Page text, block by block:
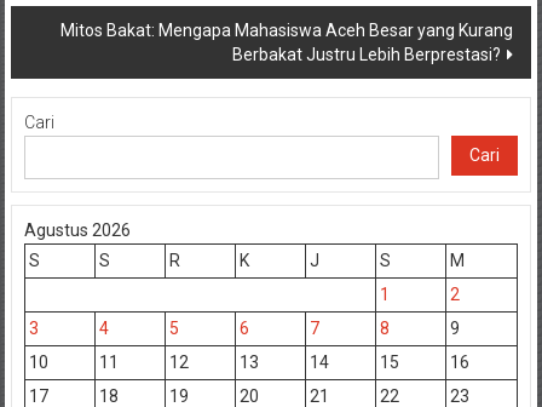
Mitos Bakat: Mengapa Mahasiswa Aceh Besar yang Kurang
Berbakat Justru Lebih Berprestasi?
Cari
Cari
Agustus 2026
S
S R K J S
M
1
2
3
4 5 6 7 8
9
10
11 12 13 14 15
16
17
18 19 20 21 22
23